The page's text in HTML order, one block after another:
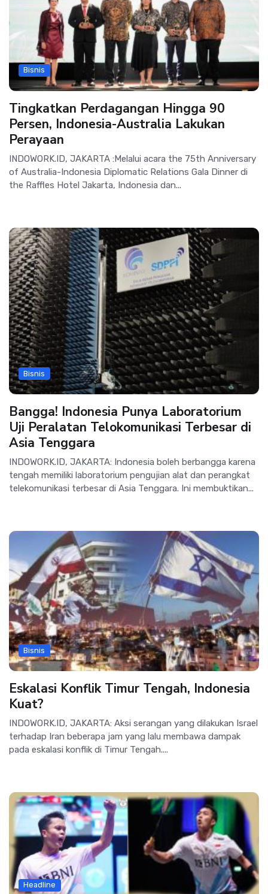
Bisnis
Tingkatkan Perdagangan Hingga 90
Persen, Indonesia-Australia Lakukan
Perayaan
INDOWORK.ID, JAKARTA :Melalui acara the 75th Anniversary
of Australia-Indonesia Diplomatic Relations Gala Dinner di
the Raffles Hotel Jakarta, Indonesia dan...
Bisnis
Bangga! Indonesia Punya Laboratorium
Uji Peralatan Telokomunikasi Terbesar di
Asia Tenggara
INDOWORK.ID, JAKARTA: Indonesia boleh berbangga karena
tengah memiliki laboratorium pengujian alat dan perangkat
telekomunikasi terbesar di Asia Tenggara. Ini membuktikan...
Bisnis
Eskalasi Konflik Timur Tengah, Indonesia
Kuat?
INDOWORK.ID, JAKARTA: Aksi serangan yang dilakukan Israel
terhadap Iran beberapa jam yang lalu membawa dampak
pada eskalasi konflik di Timur Tengah....
Headline